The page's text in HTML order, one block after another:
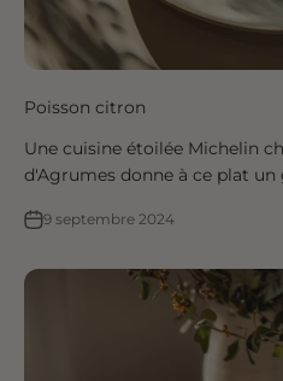
Poisson citron
Une cuisine étoilée Michelin
d'Agrumes donne à ce plat un
9 septembre 2024